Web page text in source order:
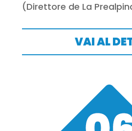
(Direttore de La
VAI AL